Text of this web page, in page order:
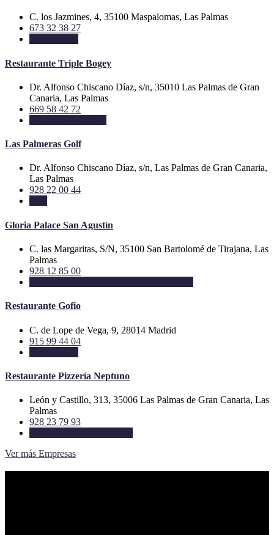
C. los Jazmines, 4, 35100 Maspalomas, Las Palmas
673 32 38 27
Restaurante Triple Bogey
Dr. Alfonso Chiscano Díaz, s/n, 35010 Las Palmas de Gran
Canaria, Las Palmas
669 58 42 72
Las Palmeras Golf
Dr. Alfonso Chiscano Díaz, s/n, Las Palmas de Gran Canaria,
Las Palmas
928 22 00 44
Gloria Palace San Agustín
C. las Margaritas, S/N, 35100 San Bartolomé de Tirajana, Las
Palmas
928 12 85 00
Restaurante Gofio
C. de Lope de Vega, 9, 28014 Madrid
915 99 44 04
Restaurante Pizzería Neptuno
León y Castillo, 313, 35006 Las Palmas de Gran Canaria, Las
Palmas
928 23 79 93
Ver más Empresas